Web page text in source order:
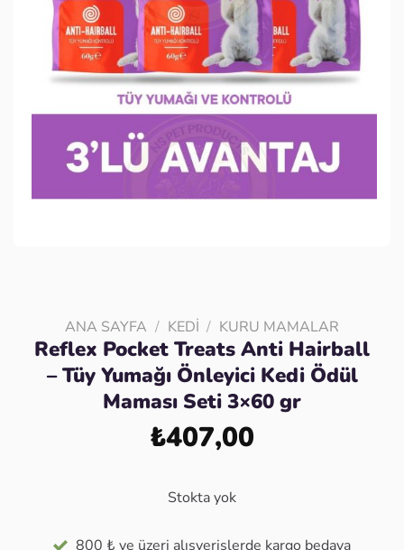
ANA SAYFA / KEDI / KURU MAMALAR
Reflex Pocket Treats Anti Hairball
– Tüy Yumağı Önleyici Kedi Ödül
Maması Seti 3×60 gr
₺407,00
Stokta yok
800 ₺ ve üzeri alışverişlerde kargo bedava